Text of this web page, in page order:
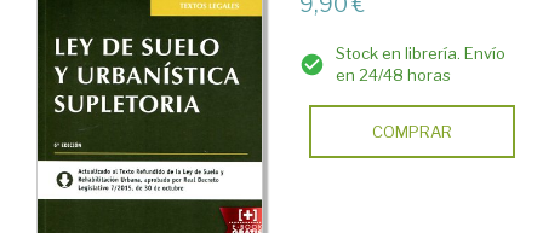
Stock en librería. Envío
en 24/48 horas
COMPRAR